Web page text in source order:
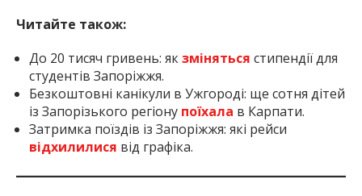
Читайте також:
До 20 тисяч гривень: якзміняться стипендії для
студентів Запоріжжя.
Безкоштовні канікули в Ужгороді: ще сотня дітей
із Запорізького регіону поїхала в Карпати.
Затримка поїздів із Запоріжжя: які рейси
відхилилися від графіка.